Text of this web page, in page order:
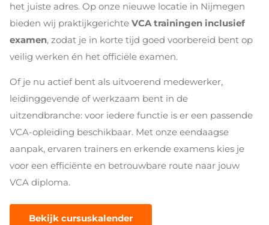
het juiste adres. Op onze nieuwe locatie in Nijmegen
bieden wij praktijkgerichte VCA trainingen inclusief
examen, zodat je in korte tijd goed voorbereid bent op
veilig werken én het officiële examen.
Of je nu actief bent als uitvoerend medewerker,
leidinggevende of werkzaam bent in de
uitzendbranche: voor iedere functie is er een passende
VCA-opleiding beschikbaar. Met onze eendaagse
aanpak, ervaren trainers en erkende examens kies je
voor een efficiënte en betrouwbare route naar jouw
VCA diploma.
Bekijk cursuskalender